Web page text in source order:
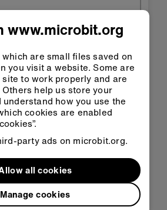
www.microbit.org
are small files saved on
you visit a website. Some are
to work properly and are
help us store your
how you use the
cookies are enabled
party ads on microbit.org.
Manage cookies
all cookies